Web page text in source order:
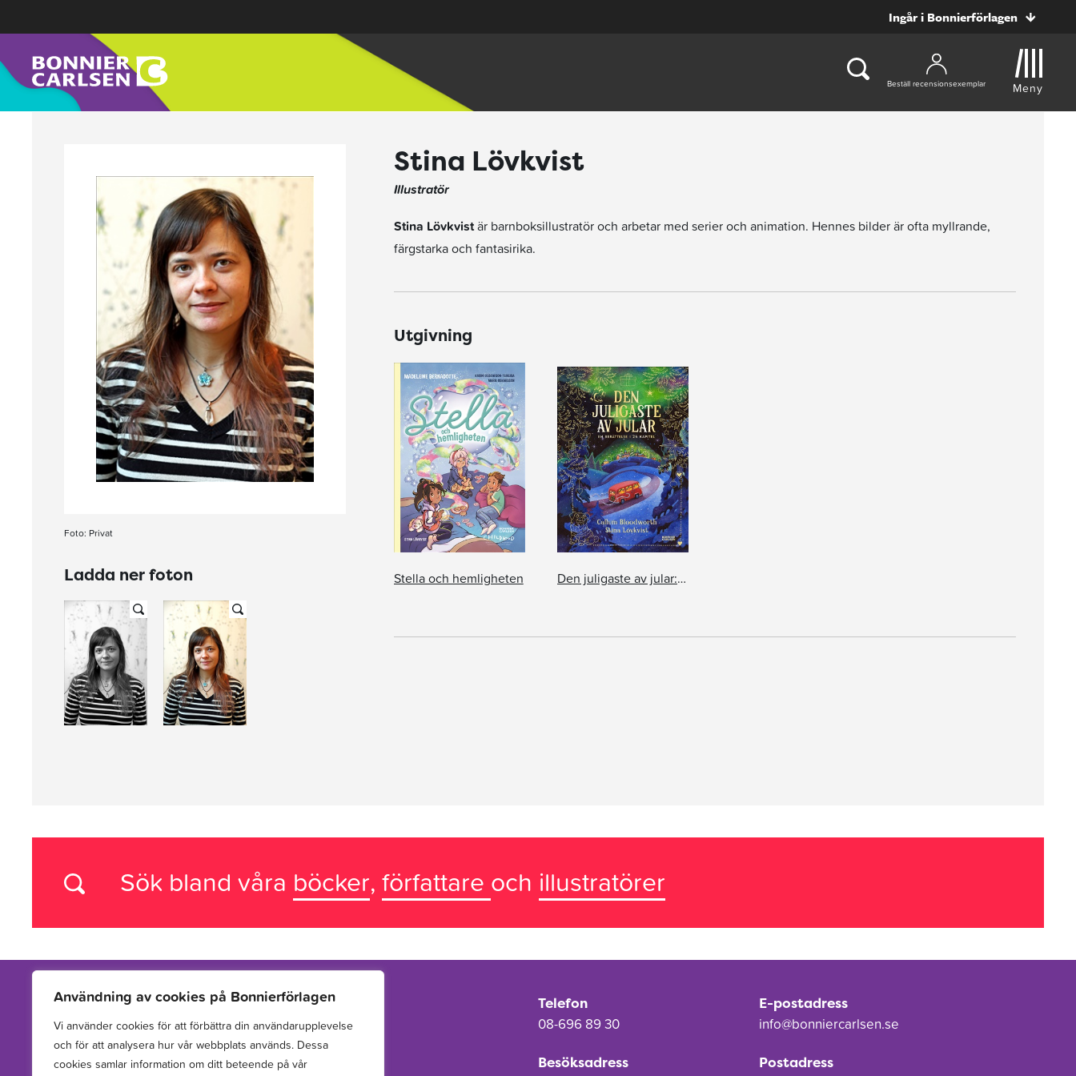
Användning av cookies på Bonnierförlagen
Vi använder cookies för att förbättra din användarupplevelse
och för att analysera hur vår webbplats används. Dessa
cookies samlar information om ditt beteende på vår
Ingår i Bonnierförlagen
Beställ recensionsexemplar Meny
Foto: Privat
Ladda ner foton
Stina Lövkvist
Illustratör
Stina Lövkvistär barnboksillustratör och arbetar med serier och animation. Hennes bilder är ofta myllrande,
färgstarka och fantasirika.
Utgivning
Stella och hemligheten Den juligaste av jular: En berättelse i 24 kapitel
Sök bland våra böcker,författare och illustratörer
Vi arbetar med att hitta, utveckla, publicera och sprida
berättelser för barn och unga.
Telefon
08-696 89 30
E-postadress
info@bonniercarlsen.se
Besöksadress Postadress